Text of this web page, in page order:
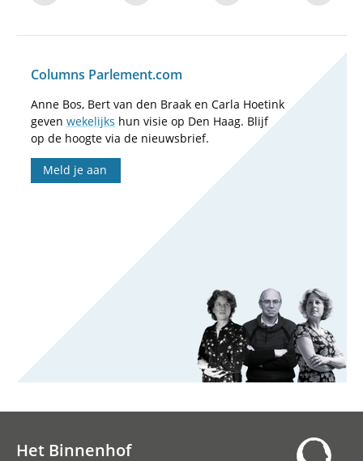
Columns Parlement.com
Anne Bos, Bert van den Braak en Carla Hoetink
geven wekelijks hun visie op Den Haag. Blijf
op de hoogte via de nieuwsbrief.
Meld je aan
Het Binnenhof